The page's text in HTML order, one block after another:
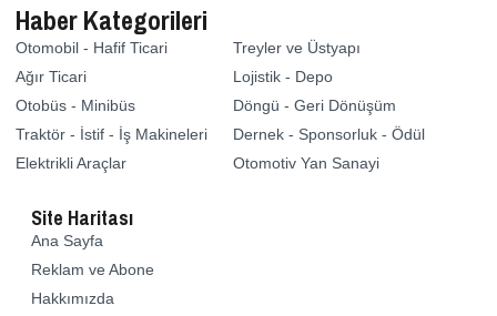
Haber Kategorileri
Otomobil - Hafif Ticari
Ağır Ticari
Otobüs - Minibüs
Traktör - İstif - İş Makineleri
Elektrikli Araçlar
Treyler ve Üstyapı
Lojistik - Depo
Döngü - Geri Dönüşüm
Dernek - Sponsorluk - Ödül
Otomotiv Yan Sanayi
Site Haritası
Ana Sayfa
Reklam ve Abone
Hakkımızda